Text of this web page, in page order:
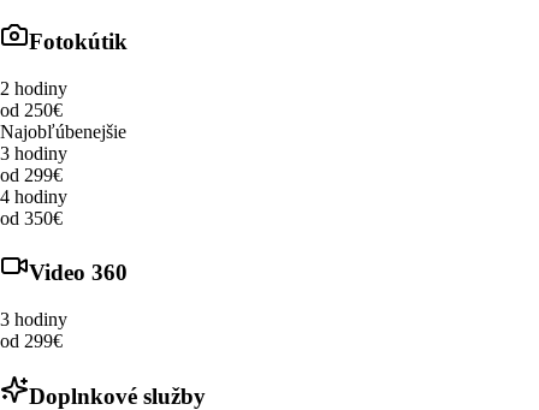
Fotokútik
2 hodiny
od 250€
Najobľúbenejšie
3 hodiny
od 299€
4 hodiny
od 350€
Video 360
3 hodiny
od 299€
Doplnkové služby